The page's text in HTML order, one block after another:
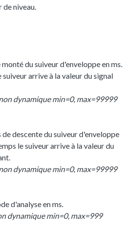
de niveau.
du suiveur d'enveloppe en ms.
arrive à la valeur du signal
dynamique min=0, max=99999
de descente du suiveur d'enveloppe
le suiveur arrive à la valeur du
dynamique min=0, max=99999
d'analyse en ms.
dynamique min=0, max=999